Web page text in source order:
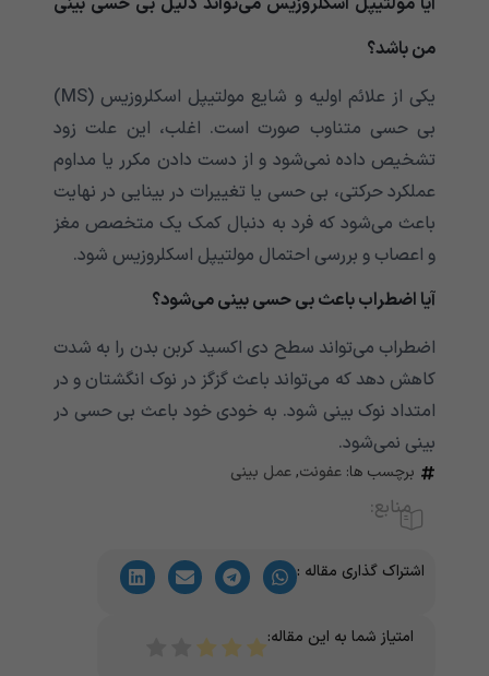
من باشد؟
یکی از علائم اولیه و شایع مولتیپل اسکلروزیس (MS)
بی حسی متناوب صورت است. اغلب، این علت زود
تشخیص داده نمی‌‌‌‌‌‌‌‌‌‌‌شود و از دست دادن مکرر یا مداوم
عملکرد حرکتی، بی حسی یا تغییرات در بینایی در نهایت
باعث می‌‌‌‌‌‌‌‌‌‌‌شود که فرد به دنبال کمک یک متخصص مغز
و اعصاب و بررسی احتمال مولتیپل اسکلروزیس شود.
آیا اضطراب باعث بی حسی بینی می‌‌‌‌‌‌‌‌‌‌‌شود؟
اضطراب می‌‌‌‌‌‌‌‌‌‌‌تواند سطح دی اکسید کربن بدن را به شدت
کاهش دهد که می‌‌‌‌‌‌‌‌‌‌‌تواند باعث گزگز در نوک انگشتان و در
امتداد نوک بینی شود. به خودی خود باعث بی حسی در
بینی نمی‌‌‌‌‌‌‌‌‌‌‌شود.
برچسب ها: عفونت,عمل بینی
منابع:
اشتراک گذاری مقاله :
امتیاز شما به این مقاله: